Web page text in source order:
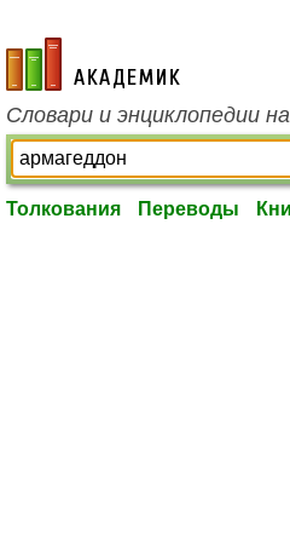
academic.ru
Словари и энциклопедии
Толкования Переводы